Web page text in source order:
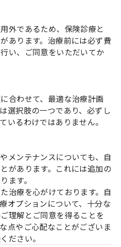
外であるため、保険診療と
あります。治療前には必ず費
い、ご同意をいただいてか
合わせて、最適な治療計画
選択肢の一つであり、必ずし
いるわけではありません。
メンテナンスについても、自
があります。これには追加の
ます。
治療を心がけております。自
オプションについて、十分な
理解とご同意を得ることを
点やご心配なことがございま
ださい。